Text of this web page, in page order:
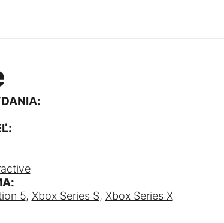
5, Xbox Series S, Xbox Series X